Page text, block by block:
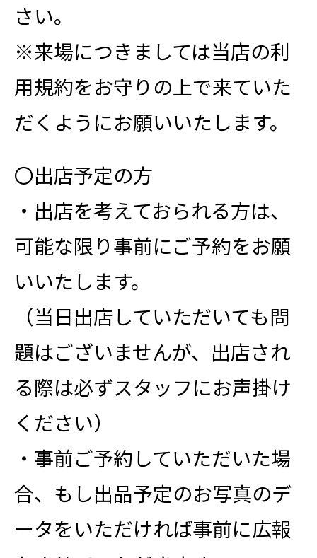
さい。
※来場につきましては当店の利
用規約をお守りの上で来ていた
だくようにお願いいたします。
〇出店予定の方
・出店を考えておられる方は、
可能な限り事前にご予約をお願
いいたします。
（当日出店していただいても問
題はございませんが、出店され
る際は必ずスタッフにお声掛け
ください）
・事前ご予約していただいた場
合、もし出品予定のお写真のデ
ータをいただければ事前に広報